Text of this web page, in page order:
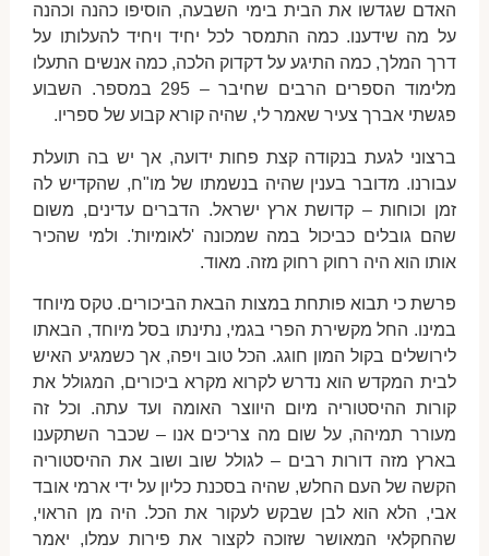
האדם שגדשו את הבית בימי השבעה, הוסיפו כהנה וכהנה
על מה שידענו. כמה התמסר לכל יחיד ויחיד להעלותו על
דרך המלך, כמה התיגע על דקדוק הלכה, כמה אנשים התעלו
מלימוד הספרים הרבים שחיבר – 295 במספר. השבוע
פגשתי אברך צעיר שאמר לי, שהיה קורא קבוע של ספריו.
ברצוני לגעת בנקודה קצת פחות ידועה, אך יש בה תועלת
עבורנו. מדובר בענין שהיה בנשמתו של מו"ח, שהקדיש לה
זמן וכוחות – קדושת ארץ ישראל. הדברים עדינים, משום
שהם גובלים כביכול במה שמכונה 'לאומיות'. ולמי שהכיר
אותו הוא היה רחוק רחוק מזה. מאוד.
פרשת כי תבוא פותחת במצות הבאת הביכורים. טקס מיוחד
במינו. החל מקשירת הפרי בגמי, נתינתו בסל מיוחד, הבאתו
לירושלים בקול המון חוגג. הכל טוב ויפה, אך כשמגיע האיש
לבית המקדש הוא נדרש לקרוא מקרא ביכורים, המגולל את
קורות ההיסטוריה מיום היווצר האומה ועד עתה. וכל זה
מעורר תמיהה, על שום מה צריכים אנו – שכבר השתקענו
בארץ מזה דורות רבים – לגולל שוב ושוב את ההיסטוריה
הקשה של העם החלש, שהיה בסכנת כליון על ידי ארמי אובד
אבי, הלא הוא לבן שבקש לעקור את הכל. היה מן הראוי,
שהחקלאי המאושר שזוכה לקצור את פירות עמלו, יאמר